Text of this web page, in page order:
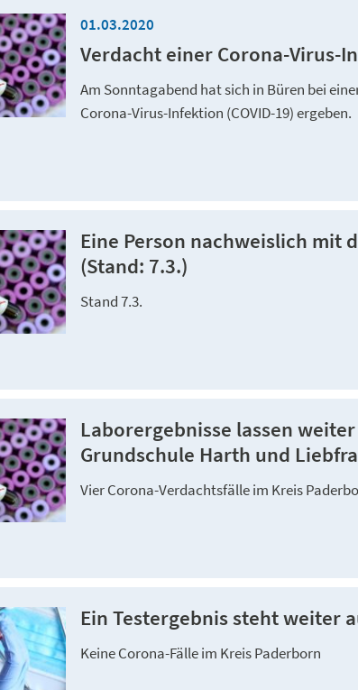
01.03.2020
Verdacht einer Corona-Virus-
Am Sonntagabend hat sich in Büren bei
Corona-Virus-Infektion (COVID-19) ergeben.
Eine Person nachweislich mit
(Stand: 7.3.)
Stand 7.3.
Laborergebnisse lassen
Grundschule Harth und
Vier Corona-Verdachtsfälle im Kreis
Ein Testergebnis steht weiter
Keine Corona-Fälle im Kreis Paderborn